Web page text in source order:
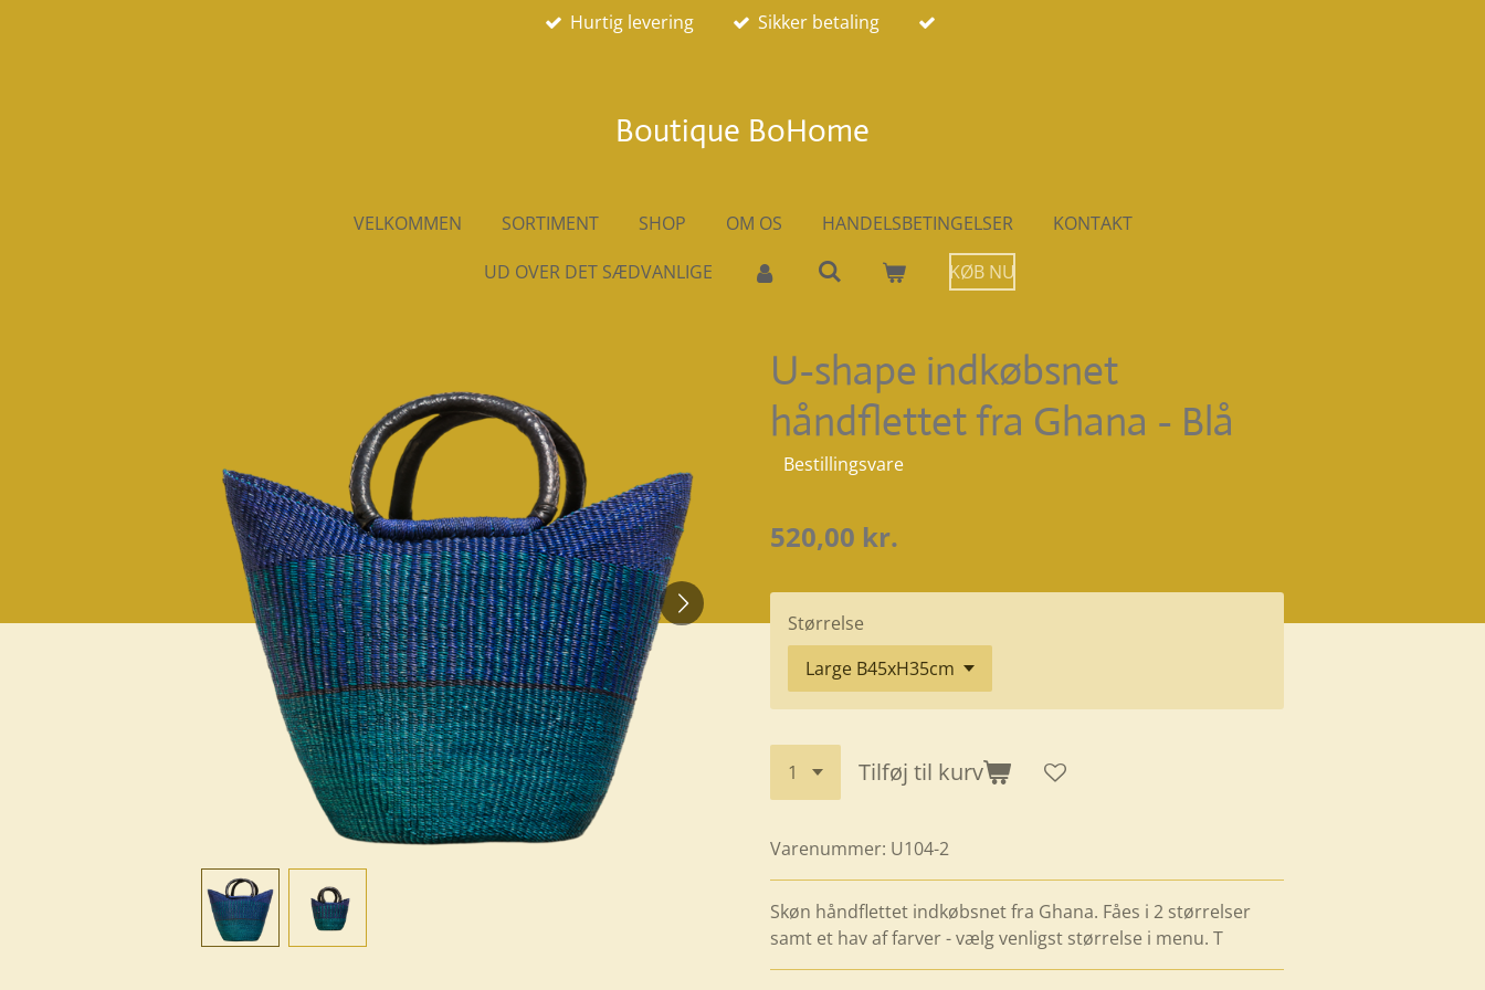
Hurtig levering Sikker betaling
Boutique BoHome
VELKOMMEN SORTIMENT SHOP OM OS HANDELSBETINGELSER
KONTAKT
UD OVER DET SÆDVANLIGE
KØB NU
U-shape indkøbsnet
håndflettet fra Ghana - Blå
Bestillingsvare
520,00 kr.
Størrelse
Tilføj til kurv
Varenummer: U104-2
Skøn håndflettet indkøbsnet fra Ghana. Fåes i 2 størrelser
samt et hav af farver - vælg venligst størrelse i menu. T